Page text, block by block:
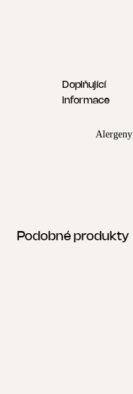
Doplňující
informace
Alergeny
Podobné produkty